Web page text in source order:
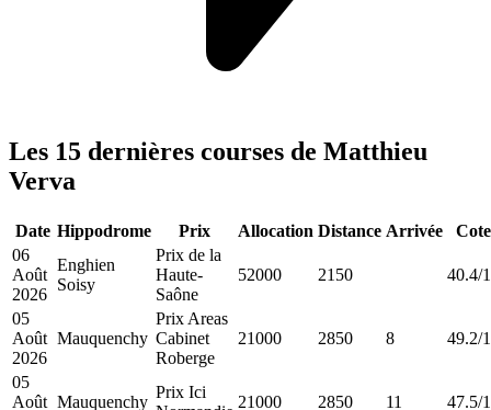
Les 15 dernières courses de Matthieu
Verva
Date Hippodrome Prix Allocation Distance Arrivée
Cote
06
Août
2026
Enghien
Soisy
Prix de la
Haute-
Saône
52000 2150 40.4/1
05
Août
2026
Mauquenchy
Prix Areas
Cabinet
Roberge
21000 2850 8 49.2/1
05
Août Mauquenchy
Prix Ici
21000 2850 11 47.5/1